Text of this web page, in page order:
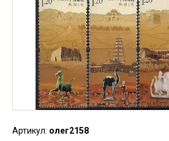
Артикул: олег2158